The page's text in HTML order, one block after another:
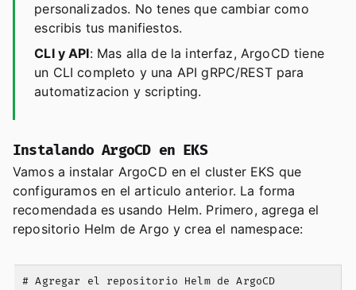
personalizados. No tenes que cambiar como
escribis tus manifiestos.
CLI y API: Mas alla de la interfaz, ArgoCD tiene
un CLI completo y una API gRPC/REST para
automatizacion y scripting.
Instalando ArgoCD en EKS
Vamos a instalar ArgoCD en el cluster EKS que
configuramos en el articulo anterior. La forma
recomendada es usando Helm. Primero, agrega el
repositorio Helm de Argo y crea el namespace:
# Agregar el repositorio Helm de ArgoCD